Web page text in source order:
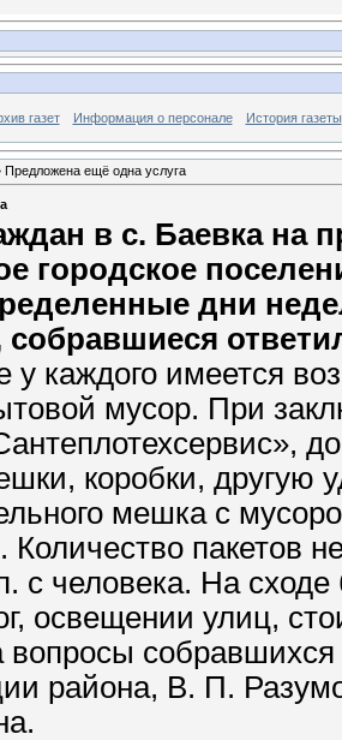
газет Информация о персонале История газеты
Предложена ещё одна услуга
в с. Баевка
городское
дни
собравшиеся
у каждого имеется
мусор. При
коробки, другую
мешка с
Количество пакетов
с человека. На
освещении улиц,
района, В. П.